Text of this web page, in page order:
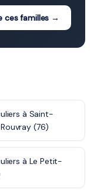
ces familles →
à Saint-
(76)
à Le Petit-